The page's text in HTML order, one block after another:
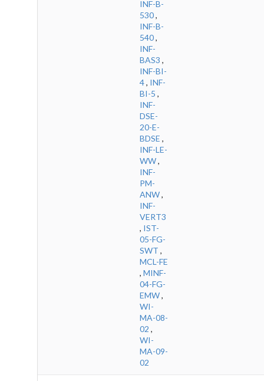
INF-B-
530,
INF-B-
540,
INF-
BAS3 ,
INF-BI-
4, INF-
BI-5 ,
INF-
DSE-
20-E-
BDSE ,
INF-LE-
WW,
INF-
PM-
ANW,
INF-
VERT3
, IST-
05-FG-
SWT ,
MCL-FE
, MINF-
04-FG-
EMW,
WI-
MA-08-
02 ,
WI-
MA-09-
02